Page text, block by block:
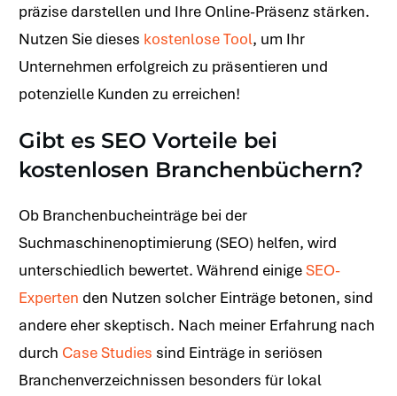
präzise darstellen und Ihre Online-Präsenz stärken.
Nutzen Sie dieses kostenlose Tool, um Ihr
Unternehmen erfolgreich zu präsentieren und
potenzielle Kunden zu erreichen!
Gibt es SEO Vorteile bei
kostenlosen Branchenbüchern?
Ob Branchenbucheinträge bei der
Suchmaschinenoptimierung (SEO) helfen, wird
unterschiedlich bewertet. Während einigeSEO-
Experten den Nutzen solcher Einträge betonen, sind
andere eher skeptisch. Nach meiner Erfahrung nach
durch Case Studies sind Einträge in seriösen
Branchenverzeichnissen besonders für lokal